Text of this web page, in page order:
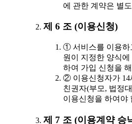
에 관한 계약은 별
제 6 조 (이용신청)
① 서비스를 이용하
원이 지정한 양식
하여 가입 신청을
② 이용신청자가 14
친권자(부모, 법정
이용신청을 하여야
제 7 조 (이용계약 승